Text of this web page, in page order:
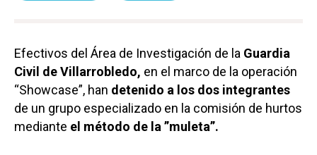
Efectivos del Área de Investigación de la Guardia
Civil de Villarrobledo, en el marco de la operación
“Showcase”, han detenido a los dos integrantes
de un grupo especializado en la comisión de hurtos
mediante el método de la ”muleta”.